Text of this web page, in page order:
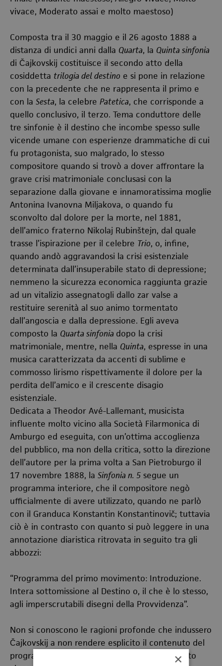
vivace, Moderato assai e molto maestoso)
Composta tra il 30 maggio e il 26 agosto 1888 a
distanza di undici anni dalla Quarta, la Quinta sinfonia
di Čajkovskij costituisce il secondo atto della
cosiddetta trilogia del destino e si pone in relazione
con la precedente che ne rappresenta il primo e
con la Sesta, la celebre Patetica, che corrisponde a
quello conclusivo, il terzo. Tema conduttore delle
tre sinfonie è il destino che incombe spesso sulle
vicende umane con esperienze drammatiche di cui
fu protagonista, suo malgrado, lo stesso
compositore quando si trovò a dover affrontare la
grave crisi matrimoniale conclusasi con la
separazione dalla giovane e innamoratissima moglie
Antonina Ivanovna Miljakova, o quando fu
sconvolto dal dolore per la morte, nel 1881,
dell’amico fraterno Nikolaj Rubinštejn, dal quale
trasse l’ispirazione per il celebre Trio, o, infine,
quando andò aggravandosi la crisi esistenziale
determinata dall’insuperabile stato di depressione;
nemmeno la sicurezza economica raggiunta grazie
ad un vitalizio assegnatogli dallo zar valse a
restituire serenità al suo animo tormentato
dall’angoscia e dalla depressione. Egli aveva
composto la Quarta sinfonia dopo la crisi
matrimoniale, mentre, nella Quinta, espresse in una
musica caratterizzata da accenti di sublime e
commosso lirismo rispettivamente il dolore per la
perdita dell’amico e il crescente disagio
esistenziale.
Dedicata a Theodor Avé-Lallemant, musicista
influente molto vicino alla Società Filarmonica di
Amburgo ed eseguita, con un’ottima accoglienza
del pubblico, ma non della critica, sotto la direzione
dell’autore per la prima volta a San Pietroburgo il
17 novembre 1888, la Sinfonia n. 5 segue un
programma interiore, che il compositore negò
ufficialmente di avere utilizzato, quando ne parlò
con il Granduca Konstantin Konstantinovič; tuttavia
ciò è in contrasto con quanto si può leggere in una
annotazione diaristica ritrovata in seguito tra gli
abbozzi:
“Programma del primo movimento: Introduzione.
Intera sottomissione al Destino o, il che è lo stesso,
agli imperscrutabili disegni della Provvidenza”.
Non si conoscono le ragioni profonde che indussero
Čajkovskij a non rendere esplicito il contenuto del
programma che, in realtà, sembra contraddetto
×